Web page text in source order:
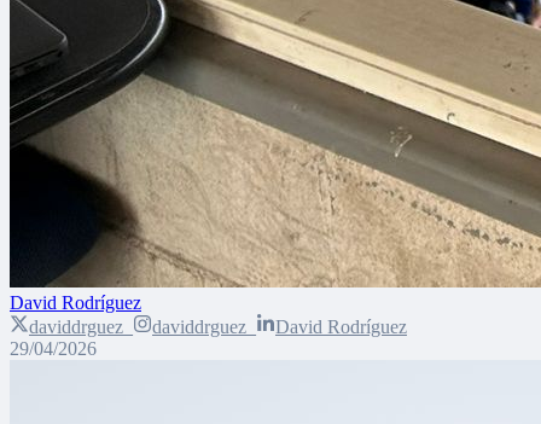
David Rodríguez
daviddrguez_
daviddrguez_
David Rodríguez
29/04/2026